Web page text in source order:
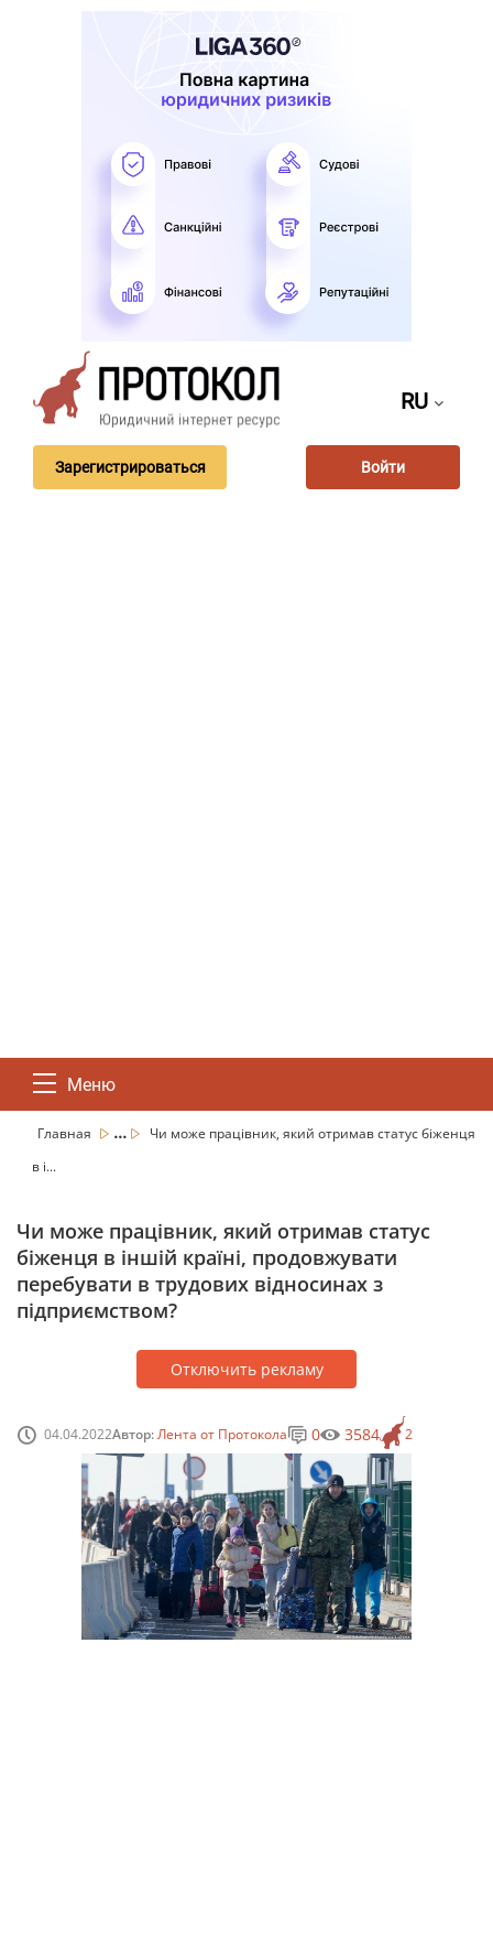
RU
Зарегистрироваться Войти
Меню
Главная ...
Чи може працівник, який отримав статус біженця
в і...
Чи може працівник, який отримав статус
біженця в іншій країні, продовжувати
перебувати в трудових відносинах з
підприємством?
Отключить рекламу
04.04.2022Автор:Лента от Протокола 2
0 3584